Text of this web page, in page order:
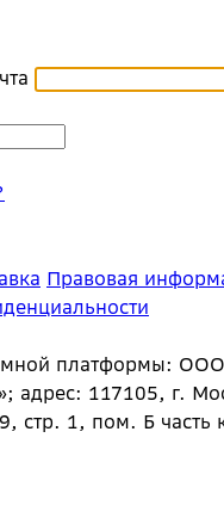
Правовая
платформы: ООО
адрес: 117105, г.
стр. 1, пом. Б часть